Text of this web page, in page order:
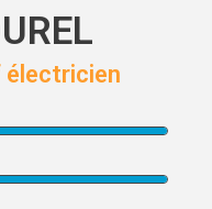
électricien